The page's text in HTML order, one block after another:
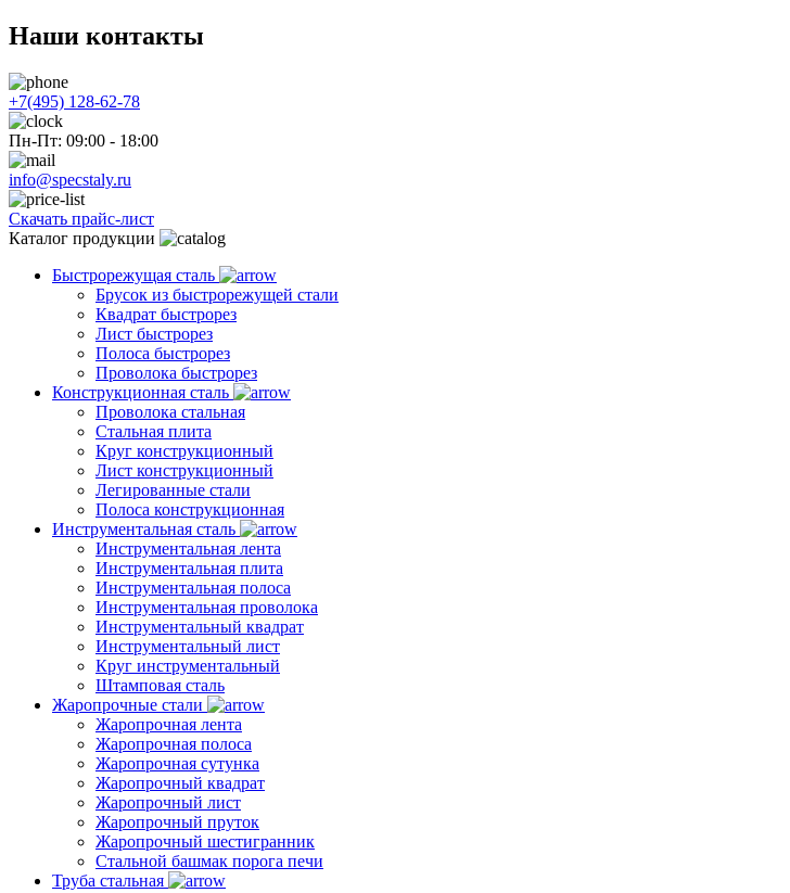
Наши контакты
+7(495) 128-62-78
Пн-Пт: 09:00 - 18:00
info@specstaly.ru
Скачать прайс-лист
Каталог продукции
Быстрорежущая сталь
Брусок из быстрорежущей стали
Квадрат быстрорез
Лист быстрорез
Полоса быстрорез
Проволока быстрорез
Конструкционная сталь
Проволока стальная
Стальная плита
Круг конструкционный
Лист конструкционный
Легированные стали
Полоса конструкционная
Инструментальная сталь
Инструментальная лента
Инструментальная плита
Инструментальная полоса
Инструментальная проволока
Инструментальный квадрат
Инструментальный лист
Круг инструментальный
Штамповая сталь
Жаропрочные стали
Жаропрочная лента
Жаропрочная полоса
Жаропрочная сутунка
Жаропрочный квадрат
Жаропрочный лист
Жаропрочный пруток
Жаропрочный шестигранник
Стальной башмак порога печи
Труба стальная